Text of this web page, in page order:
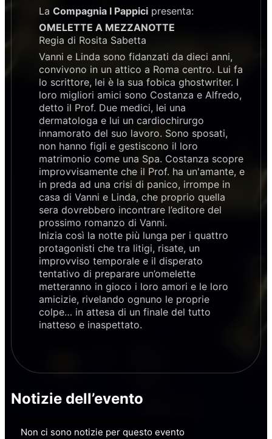
La Compagnia I Pappici presenta:
OMELETTE A MEZZANOTTE
Regia di Rosita Sabetta
Vanni e Linda sono fidanzati da dieci anni,
convivono in un attico a Roma centro. Lui fa
lo scrittore, lei è la sua fobica ghostwriter. I
loro migliori amici sono Costanza e Alfredo,
detto il Prof. Due medici, lei una
dermatologa e lui un cardiochirurgo
innamorato del suo lavoro. Sono sposati,
non hanno figli e gestiscono il loro
matrimonio come una Spa. Costanza scopre
improvvisamente che il Prof. ha un'amante, e
in preda ad una crisi di panico, irrompe in
casa di Vanni e Linda, che proprio quella
sera dovrebbero incontrare l’editore del
prossimo romanzo di Vanni.
Inizia così la notte più lunga per i quattro
protagonisti che tra litigi, risate, un
improvviso temporale e il disperato
tentativo di preparare un’omelette
metteranno in gioco i loro amori e le loro
amicizie, rivelando ognuno le proprie
colpe… in attesa di un finale del tutto
inatteso e inaspettato.
Notizie dell’evento
Non ci sono notizie per questo evento